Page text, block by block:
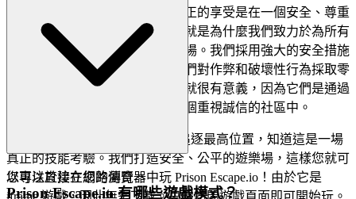
您的安心至關重要。我們了解真正的享受是在一個安全、尊重
和公平的環境中蓬勃發展的。這就是為什麼我們致力於為所有
玩家打造一個安全、公平的遊樂場。我們採用強大的安全措施
來保護您的數據和隱私，並且我們對作弊和破壞性行為採取零
容忍政策。您在我們平台上的成就很有意義，因為它們是通過
真正的技能和努力獲得的，在一個重視誠信的社區中。
排行榜上追逐最高位置，知道這是一場
真正的技能考驗。我們打造安全、公平的遊樂場，這樣您就可
以專注於建立您的傳奇。
您可以直接在網路瀏覽器中玩 Prison Escape.io！由於它是
iframe 遊戲，因此無需下載。只需訪問遊戲頁面即可開始玩。
Prison Escape.io 有哪些遊戲模式？